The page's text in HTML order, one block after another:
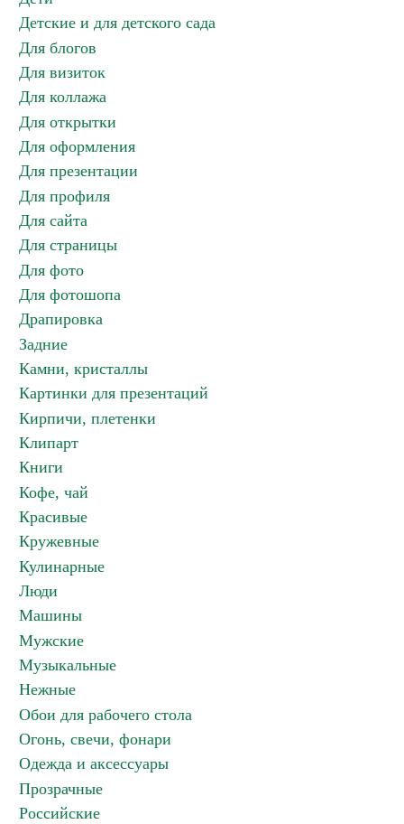
Детские и для детского сада
Для блогов
Для визиток
Для коллажа
Для открытки
Для оформления
Для презентации
Для профиля
Для сайта
Для страницы
Для фото
Для фотошопа
Драпировка
Задние
Камни, кристаллы
Картинки для презентаций
Кирпичи, плетенки
Клипарт
Книги
Кофе, чай
Красивые
Кружевные
Кулинарные
Люди
Машины
Мужские
Музыкальные
Нежные
Обои для рабочего стола
Огонь, свечи, фонари
Одежда и аксессуары
Прозрачные
Российские